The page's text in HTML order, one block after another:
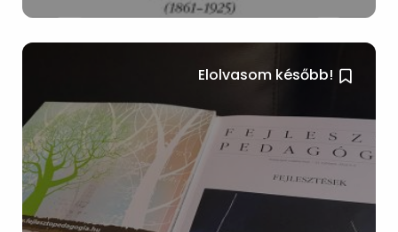
Elolvasom később!